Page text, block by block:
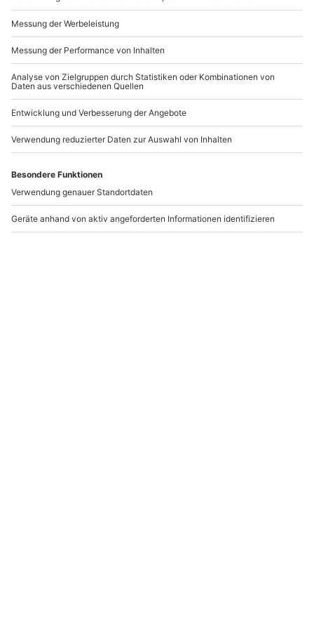
Falls jemand noch keine Flugerfahrung hat und
den Drohnenvideografie Kurse besuchen möchte,
kann derjenige den Drohnen-Workshop am
Vormittag dazubuchen. Im Drohnen-Workshop
wird dem Teilnehmer die Praxiserfahrung
vermittelt, die im nachfolgenden Kurs
Drohnenvideografie vorausgesetzt wird.
Andere Produkte entdecken
Drohnenvideografie
Hannover
Hannover